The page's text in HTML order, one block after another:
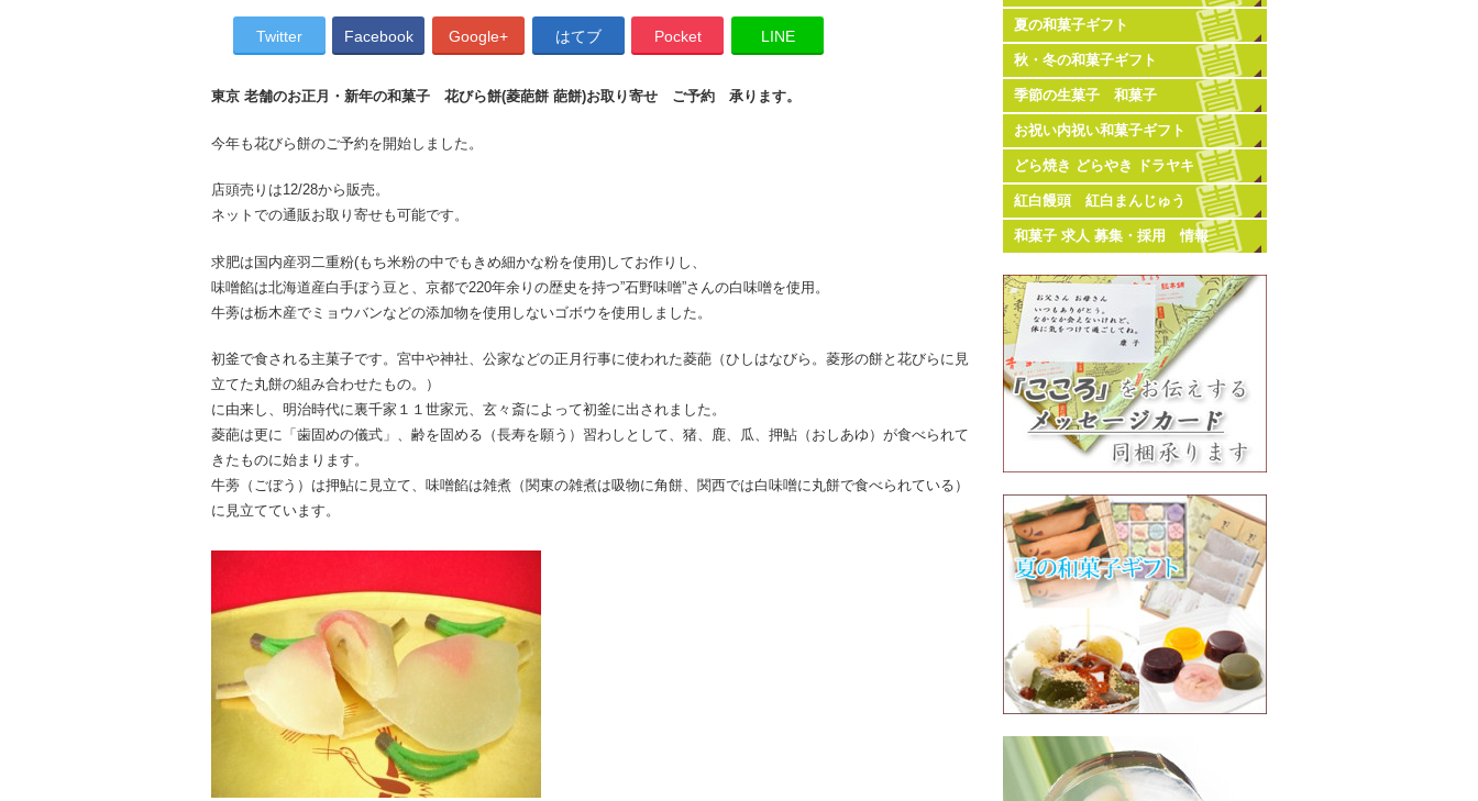
Twitter Facebook Google+ はてブ Pocket LINE
東京 老舗のお正月・新年の和菓子 花びら餅(菱葩餅 葩餅)お取り寄せ ご予約 承ります。
今年も花びら餅のご予約を開始しました。
店頭売りは12/28から販売。
ネットでの通販お取り寄せも可能です。
求肥は国内産羽二重粉(もち米粉の中でもきめ細かな粉を使用)してお作りし、
味噌餡は北海道産白手ぼう豆と、京都で220年余りの歴史を持つ”石野味噌”さんの白味噌を使用。
牛蒡は栃木産でミョウバンなどの添加物を使用しないゴボウを使用しました。
初釜で食される主菓子です。宮中や神社、公家などの正月行事に使われた菱葩（ひしはなびら。菱形の餅と花びらに見
立てた丸餅の組み合わせたもの。）
に由来し、明治時代に裏千家１１世家元、玄々斎によって初釜に出されました。
菱葩は更に「歯固めの儀式」、齢を固める（長寿を願う）習わしとして、猪、鹿、瓜、押鮎（おしあゆ）が食べられて
きたものに始まります。
牛蒡（ごぼう）は押鮎に見立て、味噌餡は雑煮（関東の雑煮は吸物に角餅、関西では白味噌に丸餅で食べられている）
に見立てています。
夏の和菓子ギフト
秋・冬の和菓子ギフト
季節の生菓子 和菓子
お祝い内祝い和菓子ギフト
どら焼き どらやき ドラヤキ
紅白饅頭 紅白まんじゅう
和菓子 求人 募集・採用 情報